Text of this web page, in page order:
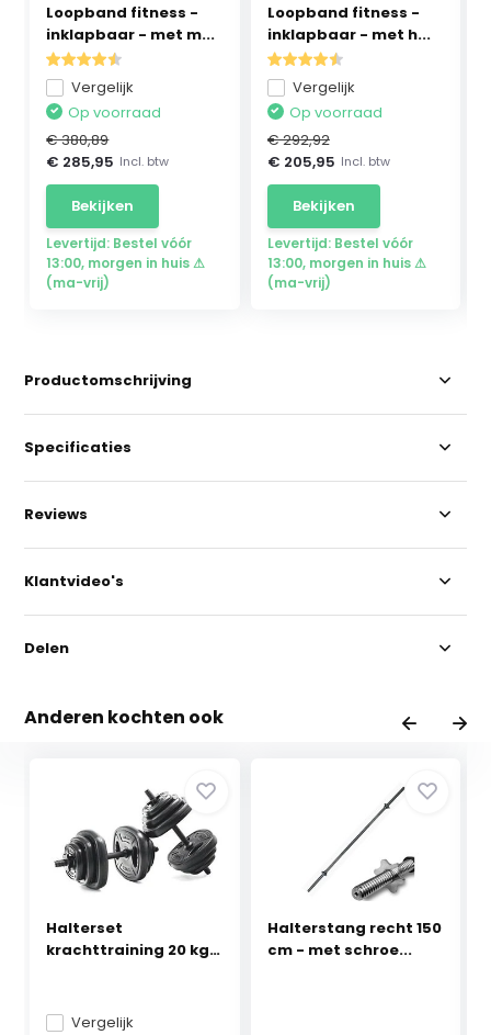
Loopband fitness -
inklapbaar - met m...
Vergelijk
Op voorraad
€ 380,89
€ 285,95 Incl. btw
Bekijken
Levertijd: Bestel vóór
13:00, morgen in huis ⚠
(ma-vrij)
Loopband fitness -
inklapbaar - met h...
Vergelijk
Op voorraad
€ 292,92
€ 205,95 Incl. btw
Bekijken
Levertijd: Bestel vóór
13:00, morgen in huis ⚠
(ma-vrij)
Productomschrijving
Specificaties
Reviews
Klantvideo's
Delen
Anderen kochten ook
Halterset
krachttraining 20 kg -
Vergelijk
Halterstang recht 150
cm - met schroe...